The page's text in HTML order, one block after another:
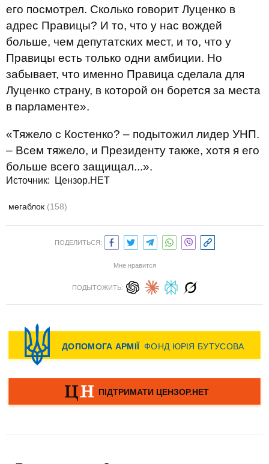
его посмотрел. Сколько говорит Луценко в
адрес Правицы? И то, что у нас вождей
больше, чем депутатских мест, и то, что у
Правицы есть только одни амбиции. Но
забывает, что именно Правица сделала для
Луценко страну, в которой он борется за места
в парламенте».
«Тяжело с Костенко? – подытожил лидер УНП.
– Всем тяжело, и Президенту также, хотя я его
больше всего защищал...».
Источник: Цензор.НЕТ
мегаблок (158)
ПОДЕЛИТЬСЯ:
Мне нравится
ПОДЫТОЖИТЬ: